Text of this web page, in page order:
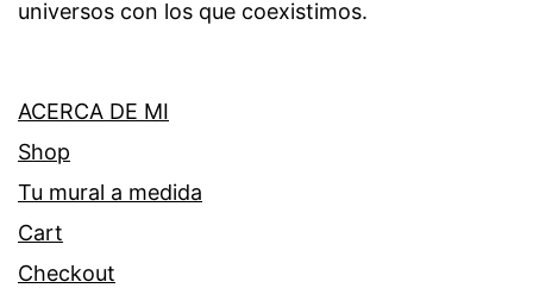
universos con los que coexistimos.
ACERCA DE MI
Shop
Tu mural a medida
Cart
Checkout